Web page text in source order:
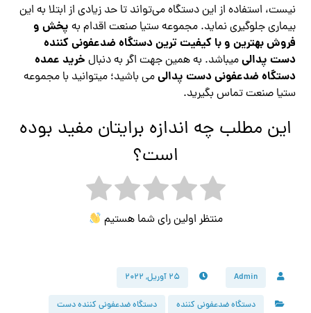
نیست، استفاده از این دستگاه می‌تواند تا حد زیادی از ابتلا به این
بیماری جلوگیری نماید. مجموعه ستیا صنعت اقدام به پخش و
فروش بهترین و با کیفیت ترین دستگاه ضدعفونی کننده
دست پدالیمیباشد. به همین جهت اگر به دنبال خرید عمده
دستگاه ضدعفونی دست پدالیمی باشید؛ میتوانید با مجموعه
ستیا صنعت تماس بگیرید.
این مطلب چه اندازه برایتان مفید بوده
است؟
منتظر اولین رای شما هستیم
Admin ۲۵ آوریل, ۲۰۲۲
دستگاه ضدعفونی کننده دستگاه ضدعفونی کننده دست